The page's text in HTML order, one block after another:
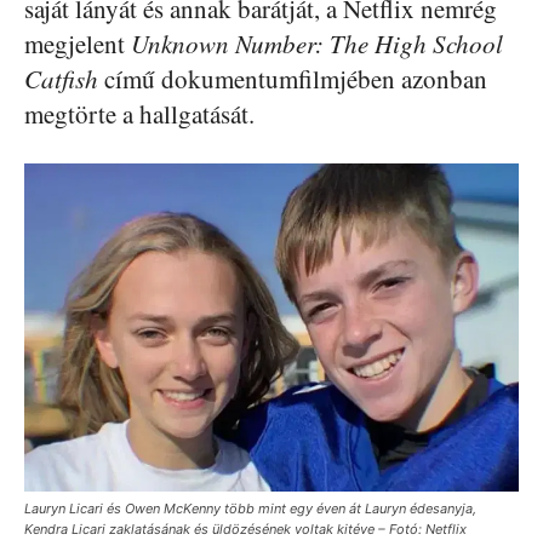
saját lányát és annak barátját, a Netflix nemrég
megjelent Unknown Number: The High School
Catfish című dokumentumfilmjében azonban
megtörte a hallgatását.
Lauryn Licari és Owen McKenny több mint egy éven át Lauryn édesanyja,
Kendra Licari zaklatásának és üldözésének voltak kitéve – Fotó: Netflix